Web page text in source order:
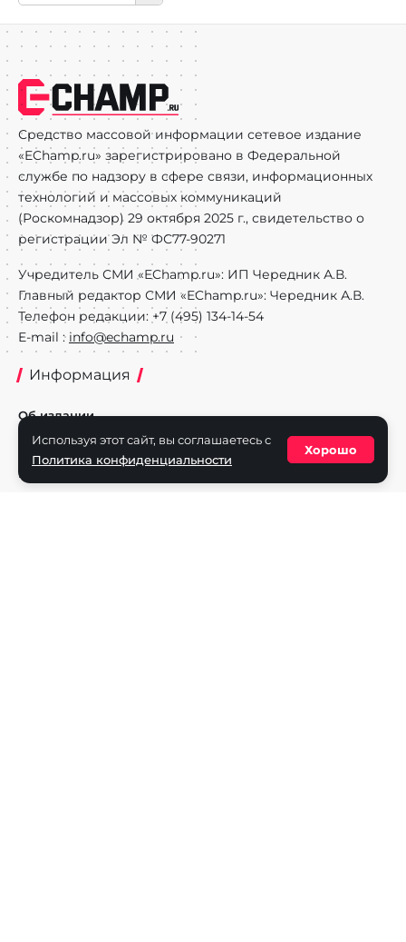
Средство массовой информации сетевое издание
«EChamp.ru» зарегистрировано в Федеральной
службе по надзору в сфере связи, информационных
технологий и массовых коммуникаций
(Роскомнадзор) 29 октября 2025 г., свидетельство о
регистрации Эл № ФС77-90271
Учредитель СМИ «EChamp.ru»: ИП Чередник А.В.
Главный редактор СМИ «EChamp.ru»: Чередник А.В.
Телефон редакции: +7 (495) 134-14-54
E-mail : info@echamp.ru
Информация
Об издании
Реклама на портале
Политика конфиденциальности
Используя этот сайт, вы соглашаетесь с
Политика конфиденциальности
Хорошо